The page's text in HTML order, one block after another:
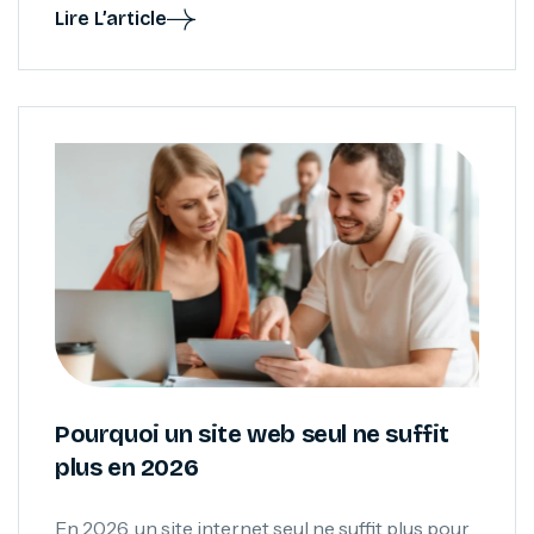
entreprise pour déterminer sa visibilité sur
Lire L’article
Pourquoi un site web seul ne suffit
plus en 2026
En 2026, un site internet seul ne suffit plus pour